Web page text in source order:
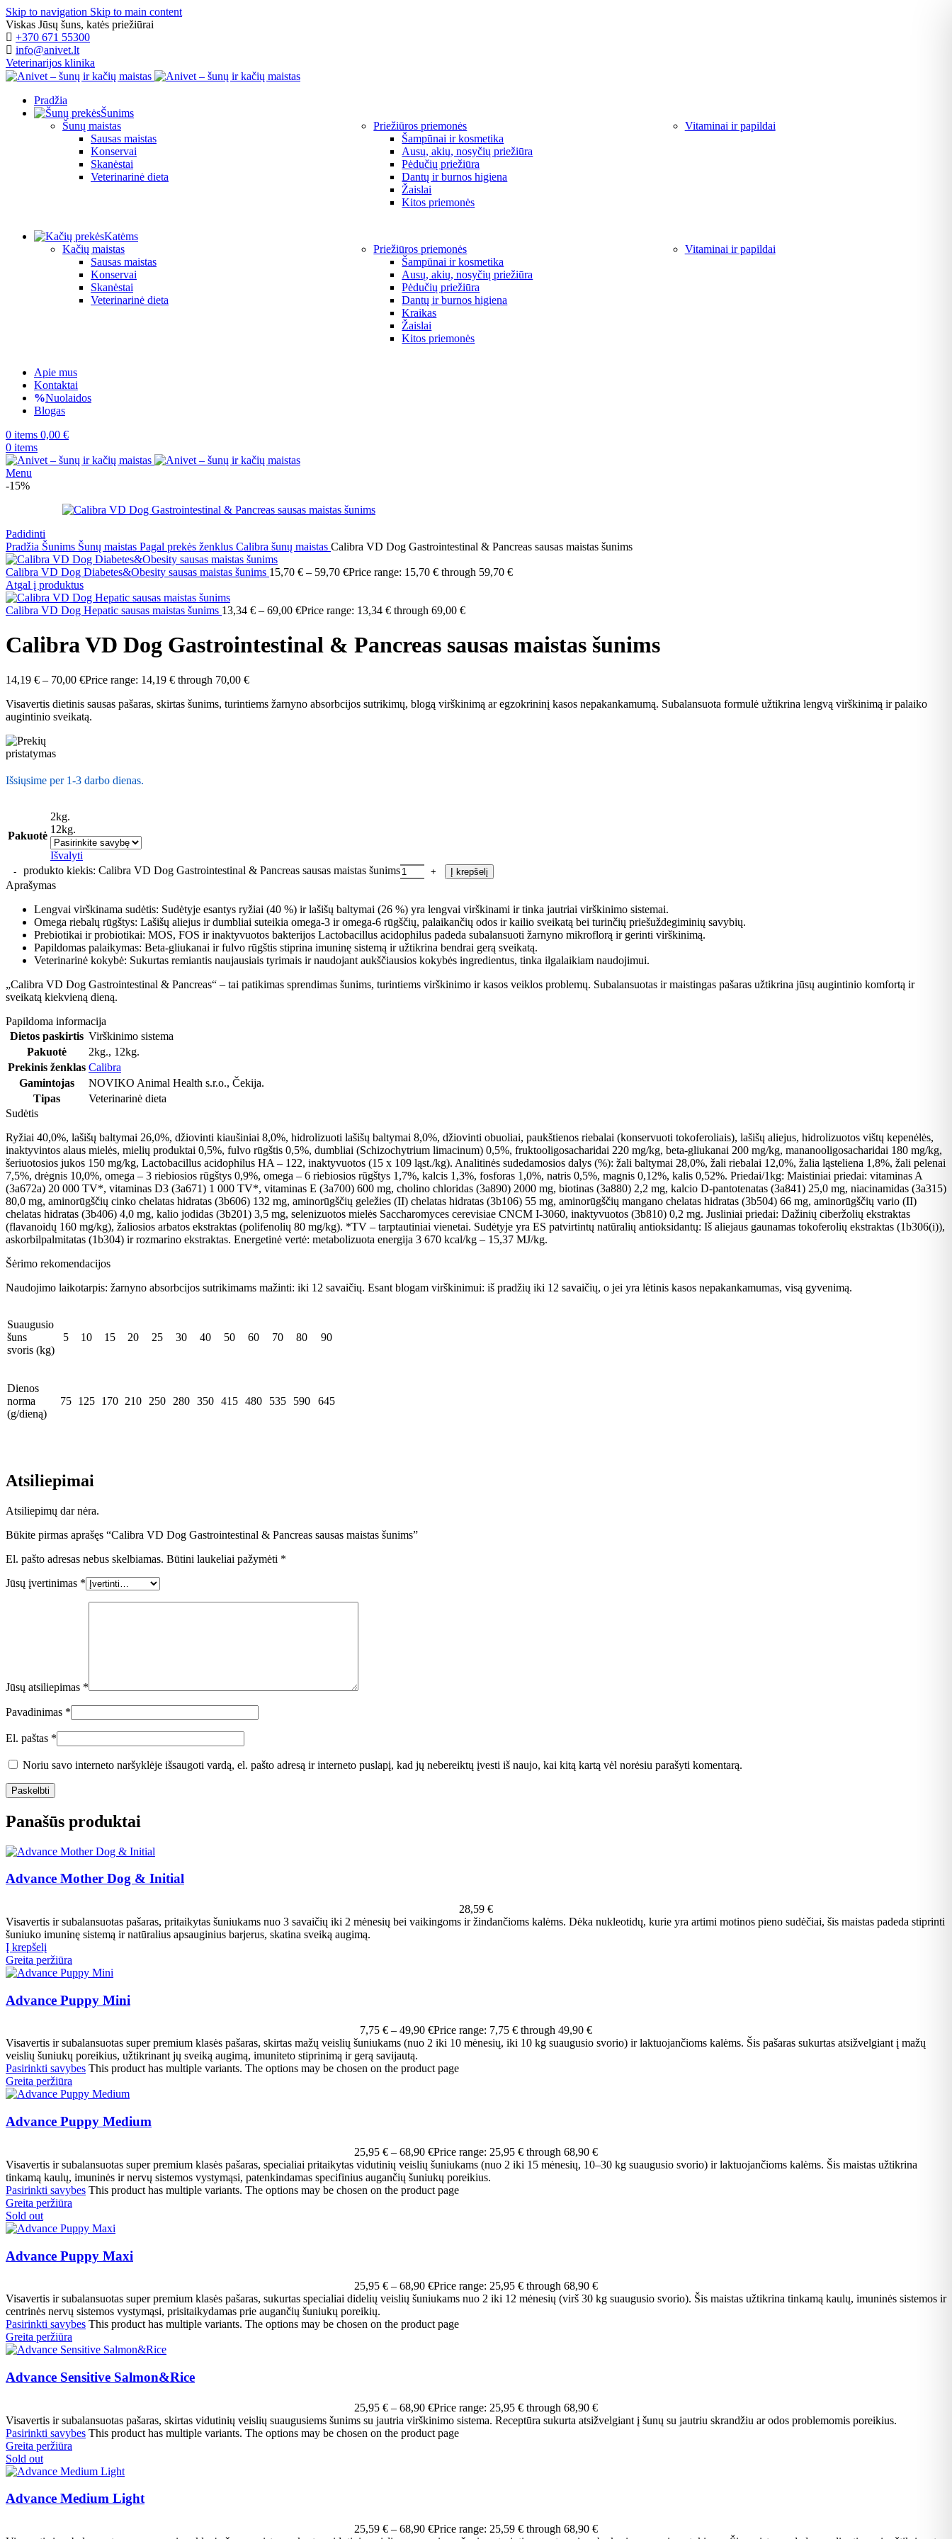
Skip to navigation Skip to main content
Viskas Jūsų šuns, katės priežiūrai
+370 671 55300
info@anivet.lt
Veterinarijos klinika
Pradžia
Šunims
Šunų maistas
Sausas maistas
Konservai
Skanėstai
Veterinarinė dieta
Priežiūros priemonės
Šampūnai ir kosmetika
Ausų, akių, nosyčių priežiūra
Pėdučių priežiūra
Dantų ir burnos higiena
Žaislai
Kitos priemonės
Vitaminai ir papildai
Katėms
Kačių maistas
Sausas maistas
Konservai
Skanėstai
Veterinarinė dieta
Priežiūros priemonės
Šampūnai ir kosmetika
Ausų, akių, nosyčių priežiūra
Pėdučių priežiūra
Dantų ir burnos higiena
Kraikas
Žaislai
Kitos priemonės
Vitaminai ir papildai
Apie mus
Kontaktai
Nuolaidos
Blogas
0 items 0,00 €
0 items
Menu
-15%
Padidinti
Pradžia Šunims Šunų maistas Pagal prekės ženklus Calibra šunų maistas Calibra VD Dog Gastrointestinal & Pancreas sausas maistas šunims
Calibra VD Dog Diabetes&Obesity sausas maistas šunims 15,70 € – 59,70 €Price range: 15,70 € through 59,70 €
Atgal į produktus
Calibra VD Dog Hepatic sausas maistas šunims 13,34 € – 69,00 €Price range: 13,34 € through 69,00 €
Calibra VD Dog Gastrointestinal & Pancreas sausas maistas šunims
14,19 € – 70,00 €Price range: 14,19 € through 70,00 €
Visavertis dietinis sausas pašaras, skirtas šunims, turintiems žarnyno absorbcijos sutrikimų, blogą virškinimą ar egzokrininį kasos nepakankamumą. Subalansuota formulė užtikrina lengvą virškinimą ir palaiko
augintinio sveikatą.
Išsiųsime per 1-3 darbo dienas.
Pakuotė
2kg.
12kg.
Išvalyti
produkto kiekis: Calibra VD Dog Gastrointestinal & Pancreas sausas maistas šunims
Į krepšelį
Aprašymas
Lengvai virškinama sudėtis: Sudėtyje esantys ryžiai (40 %) ir lašišų baltymai (26 %) yra lengvai virškinami ir tinka jautriai virškinimo sistemai.
Omega riebalų rūgštys: Lašišų aliejus ir dumbliai suteikia omega-3 ir omega-6 rūgščių, palaikančių odos ir kailio sveikatą bei turinčių priešuždegiminių savybių.
Prebiotikai ir probiotikai: MOS, FOS ir inaktyvuotos bakterijos Lactobacillus acidophilus padeda subalansuoti žarnyno mikroflorą ir gerinti virškinimą.
Papildomas palaikymas: Beta-gliukanai ir fulvo rūgštis stiprina imuninę sistemą ir užtikrina bendrai gerą sveikatą.
Veterinarinė kokybė: Sukurtas remiantis naujausiais tyrimais ir naudojant aukščiausios kokybės ingredientus, tinka ilgalaikiam naudojimui.
„Calibra VD Dog Gastrointestinal & Pancreas“ – tai patikimas sprendimas šunims, turintiems virškinimo ir kasos veiklos problemų. Subalansuotas ir maistingas pašaras užtikrina jūsų augintinio komfortą ir
sveikatą kiekvieną dieną.
Papildoma informacija
Dietos paskirtis Virškinimo sistema
Pakuotė
2kg., 12kg.
Prekinis ženklas Calibra
Gamintojas
NOVIKO Animal Health s.r.o., Čekija.
Tipas
Veterinarinė dieta
Sudėtis
Ryžiai 40,0%, lašišų baltymai 26,0%, džiovinti kiaušiniai 8,0%, hidrolizuoti lašišų baltymai 8,0%, džiovinti obuoliai, paukštienos riebalai (konservuoti tokoferoliais), lašišų aliejus, hidrolizuotos vištų kepenėlės,
inaktyvintos alaus mielės, mielių produktai 0,5%, fulvo rūgštis 0,5%, dumbliai (Schizochytrium limacinum) 0,5%, fruktooligosacharidai 220 mg/kg, beta-gliukanai 200 mg/kg, mananooligosacharidai 180 mg/kg,
šeriuotosios jukos 150 mg/kg, Lactobacillus acidophilus HA – 122, inaktyvuotos (15 x 109 ląst./kg). Analitinės sudedamosios dalys (%): žali baltymai 28,0%, žali riebalai 12,0%, žalia ląsteliena 1,8%, žali pelenai
7,5%, drėgnis 10,0%, omega – 3 riebiosios rūgštys 0,9%, omega – 6 riebiosios rūgštys 1,7%, kalcis 1,3%, fosforas 1,0%, natris 0,5%, magnis 0,12%, kalis 0,52%. Priedai/1kg: Maistiniai priedai: vitaminas A
(3a672a) 20 000 TV*, vitaminas D3 (3a671) 1 000 TV*, vitaminas E (3a700) 600 mg, cholino chloridas (3a890) 2000 mg, biotinas (3a880) 2,2 mg, kalcio D-pantotenatas (3a841) 25,0 mg, niacinamidas (3a315)
80,0 mg, aminorūgščių cinko chelatas hidratas (3b606) 132 mg, aminorūgščių geležies (II) chelatas hidratas (3b106) 55 mg, aminorūgščių mangano chelatas hidratas (3b504) 66 mg, aminorūgščių vario (II)
chelatas hidratas (3b406) 4,0 mg, kalio jodidas (3b201) 3,5 mg, selenizuotos mielės Saccharomyces cerevisiae CNCM I-3060, inaktyvuotos (3b810) 0,2 mg. Jusliniai priedai: Dažinių ciberžolių ekstraktas
(flavanoidų 160 mg/kg), žaliosios arbatos ekstraktas (polifenolių 80 mg/kg). *TV – tarptautiniai vienetai. Sudėtyje yra ES patvirtintų natūralių antioksidantų: Iš aliejaus gaunamas tokoferolių ekstraktas (1b306(i)),
askorbilpalmitatas (1b304) ir rozmarino ekstraktas. Energetinė vertė: metabolizuota energija 3 670 kcal/kg – 15,37 MJ/kg.
Šėrimo rekomendacijos
Naudojimo laikotarpis: žarnyno absorbcijos sutrikimams mažinti: iki 12 savaičių. Esant blogam virškinimui: iš pradžių iki 12 savaičių, o jei yra lėtinis kasos nepakankamumas, visą gyvenimą.
Suaugusio
šuns
svoris (kg)
5 10 15 20 25 30 40 50 60 70 80 90
Dienos
norma
(g/dieną)
75 125 170 210 250 280 350 415 480 535 590 645
Atsiliepimai
Atsiliepimų dar nėra.
Būkite pirmas aprašęs “Calibra VD Dog Gastrointestinal & Pancreas sausas maistas šunims”
El. pašto adresas nebus skelbiamas. Būtini laukeliai pažymėti *
Jūsų įvertinimas *
Jūsų atsiliepimas *
Pavadinimas *
El. paštas *
Noriu savo interneto naršyklėje išsaugoti vardą, el. pašto adresą ir interneto puslapį, kad jų nebereiktų įvesti iš naujo, kai kitą kartą vėl norėsiu parašyti komentarą.
Panašūs produktai
Advance Mother Dog & Initial
28,59 €
Visavertis ir subalansuotas pašaras, pritaikytas šuniukams nuo 3 savaičių iki 2 mėnesių bei vaikingoms ir žindančioms kalėms. Dėka nukleotidų, kurie yra artimi motinos pieno sudėčiai, šis maistas padeda stiprinti
šuniuko imuninę sistemą ir natūralius apsauginius barjerus, skatina sveiką augimą.
Į krepšelį
Greita peržiūra
Advance Puppy Mini
7,75 € – 49,90 €Price range: 7,75 € through 49,90 €
Visavertis ir subalansuotas super premium klasės pašaras, skirtas mažų veislių šuniukams (nuo 2 iki 10 mėnesių, iki 10 kg suaugusio svorio) ir laktuojančioms kalėms. Šis pašaras sukurtas atsižvelgiant į mažų
veislių šuniukų poreikius, užtikrinant jų sveiką augimą, imuniteto stiprinimą ir gerą savijautą.
Pasirinkti savybes This product has multiple variants. The options may be chosen on the product page
Greita peržiūra
Advance Puppy Medium
25,95 € – 68,90 €Price range: 25,95 € through 68,90 €
Visavertis ir subalansuotas super premium klasės pašaras, specialiai pritaikytas vidutinių veislių šuniukams (nuo 2 iki 15 mėnesių, 10–30 kg suaugusio svorio) ir laktuojančioms kalėms. Šis maistas užtikrina
tinkamą kaulų, imuninės ir nervų sistemos vystymąsi, patenkindamas specifinius augančių šuniukų poreikius.
Pasirinkti savybes This product has multiple variants. The options may be chosen on the product page
Greita peržiūra
Sold out
Advance Puppy Maxi
25,95 € – 68,90 €Price range: 25,95 € through 68,90 €
Visavertis ir subalansuotas super premium klasės pašaras, sukurtas specialiai didelių veislių šuniukams nuo 2 iki 12 mėnesių (virš 30 kg suaugusio svorio). Šis maistas užtikrina tinkamą kaulų, imuninės sistemos ir
centrinės nervų sistemos vystymąsi, prisitaikydamas prie augančių šuniukų poreikių.
Pasirinkti savybes This product has multiple variants. The options may be chosen on the product page
Greita peržiūra
Advance Sensitive Salmon&Rice
25,95 € – 68,90 €Price range: 25,95 € through 68,90 €
Visavertis ir subalansuotas pašaras, skirtas vidutinių veislių suaugusiems šunims su jautria virškinimo sistema. Receptūra sukurta atsižvelgiant į šunų su jautriu skrandžiu ar odos problemomis poreikius.
Pasirinkti savybes This product has multiple variants. The options may be chosen on the product page
Greita peržiūra
Sold out
Advance Medium Light
25,59 € – 68,90 €Price range: 25,59 € through 68,90 €